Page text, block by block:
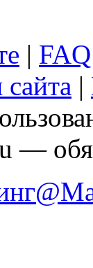
| FAQ
|
—